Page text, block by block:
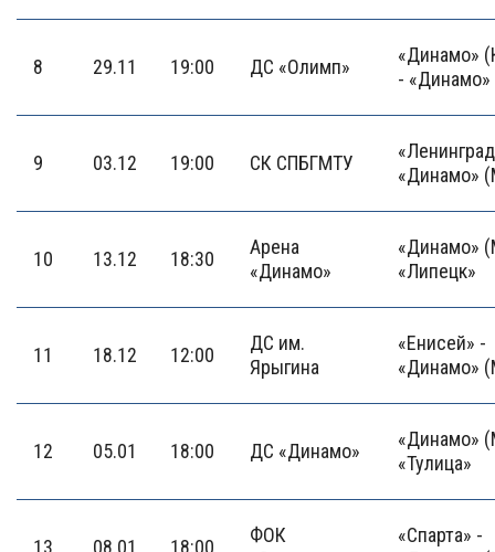
8 29.11 19:00 ДС «Олимп»
«Динамо»
-
9 03.12 19:00 СК СПБГМТУ
«Динамо»
10 13.12 18:30
Арена
«Динамо»
«Динамо»
«Липецк»
11 18.12 12:00
ДС им.
Ярыгина
«Енисей» -
«Динамо»
12 05.01 18:00 ДС «Динамо»
«Динамо»
«Тулица»
13 08.01 18:00
ФОК
«Спарта» -